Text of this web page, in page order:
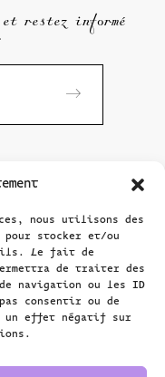
nous utilisons des
stocker et/ou
Le fait de
de traiter des
navigation ou les ID
consentir ou de
un effet négatif sur
restez informé